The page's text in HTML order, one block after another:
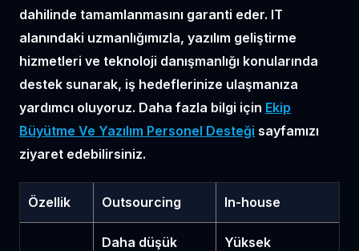
dahilinde tamamlanmasını garanti eder. IT
alanındaki uzmanlığımızla, yazılım geliştirme
hizmetleri ve teknoloji danışmanlığı konularında
destek sunarak, iş hedeflerinize ulaşmanıza
yardımcı oluyoruz. Daha fazla bilgi için Ekip
Büyütme Ve Yazılım Personel Desteği sayfamızı
ziyaret edebilirsiniz.
Özellik Outsourcing In-house
Daha düşük
Yüksek